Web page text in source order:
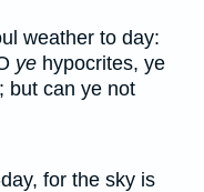
weather to day:
ye hypocrites, ye
but can ye not
for the sky is